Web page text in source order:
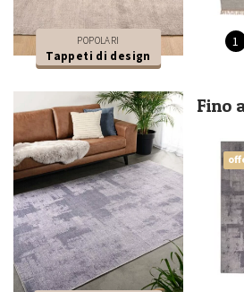
POPOLARI
Tappeti di design
Fino